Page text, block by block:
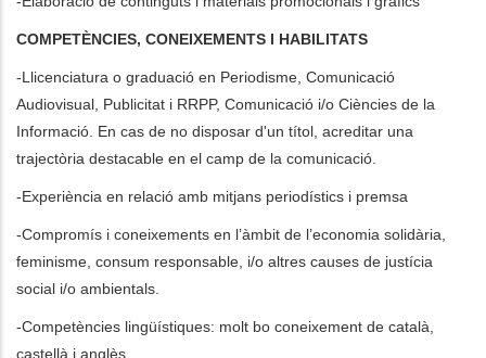
COMPETÈNCIES, CONEIXEMENTS I HABILITATS
-Llicenciatura o graduació en Periodisme, Comunicació
Audiovisual, Publicitat i RRPP, Comunicació i/o Ciències de la
Informació. En cas de no disposar d'un títol, acreditar una
trajectòria destacable en el camp de la comunicació.
-Experiència en relació amb mitjans periodístics i premsa
-Compromís i coneixements en l’àmbit de l’economia solidària,
feminisme, consum responsable, i/o altres causes de justícia
social i/o ambientals.
-Competències lingüístiques: molt bo coneixement de català,
castellà i anglès